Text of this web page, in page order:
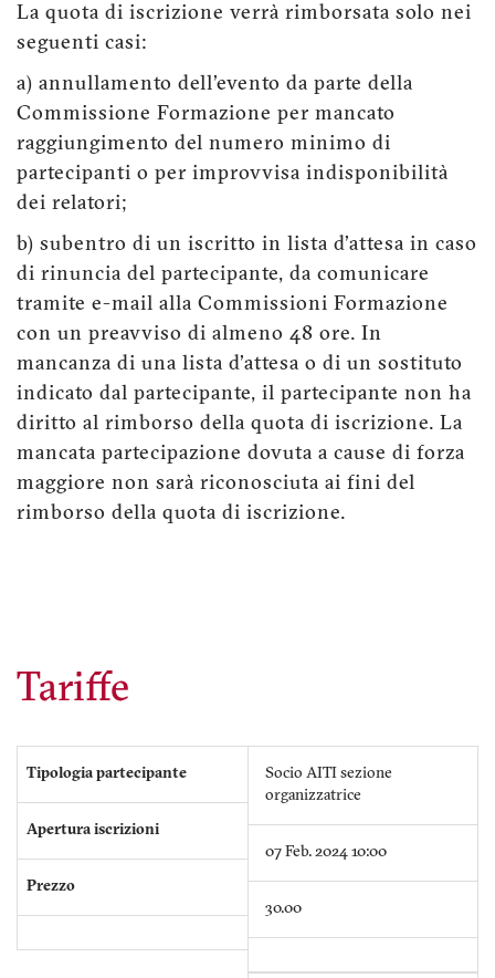
La quota di iscrizione verrà rimborsata solo nei
seguenti casi:
a) annullamento dell'evento da parte della
Commissione Formazione per mancato
raggiungimento del numero minimo di
partecipanti o per improvvisa indisponibilità
dei relatori;
b) subentro di un iscritto in lista d'attesa in caso
di rinuncia del partecipante, da comunicare
tramite e-mail alla Commissioni Formazione
con un preavviso di almeno 48 ore. In
mancanza di una lista d'attesa o di un sostituto
indicato dal partecipante, il partecipante non ha
diritto al rimborso della quota di iscrizione. La
mancata partecipazione dovuta a cause di forza
maggiore non sarà riconosciuta ai fini del
rimborso della quota di iscrizione.
Tariffe
Tipologia partecipante
Apertura iscrizioni
Prezzo
Socio AITI sezione
organizzatrice
07 Feb. 2024 10:00
30.00